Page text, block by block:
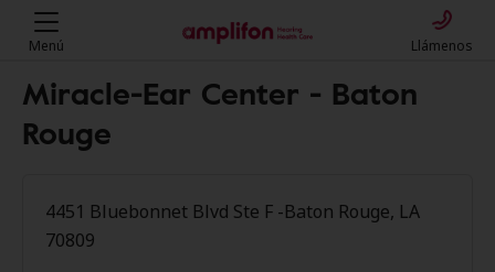
Menú Llámenos
Miracle-Ear Center - Baton
Rouge
4451 Bluebonnet Blvd Ste F -Baton Rouge, LA
70809